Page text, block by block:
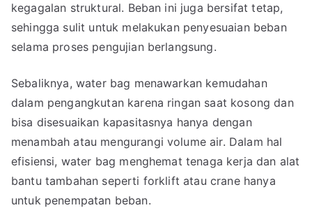
kegagalan struktural. Beban ini juga bersifat tetap,
sehingga sulit untuk melakukan penyesuaian beban
selama proses pengujian berlangsung.
Sebaliknya, water bag menawarkan kemudahan
dalam pengangkutan karena ringan saat kosong dan
bisa disesuaikan kapasitasnya hanya dengan
menambah atau mengurangi volume air. Dalam hal
efisiensi, water bag menghemat tenaga kerja dan alat
bantu tambahan seperti forklift atau crane hanya
untuk penempatan beban.